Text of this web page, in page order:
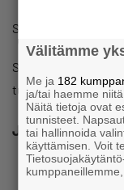
SUOMEN YRITTÄJÄT
Seppo Toivonen
Jaa
Välitämme
Me ja 182
ja/tai haemme
Näitä tietoja ovat
tunnisteet.
tai hallinnoida
käyttämisen. Voit